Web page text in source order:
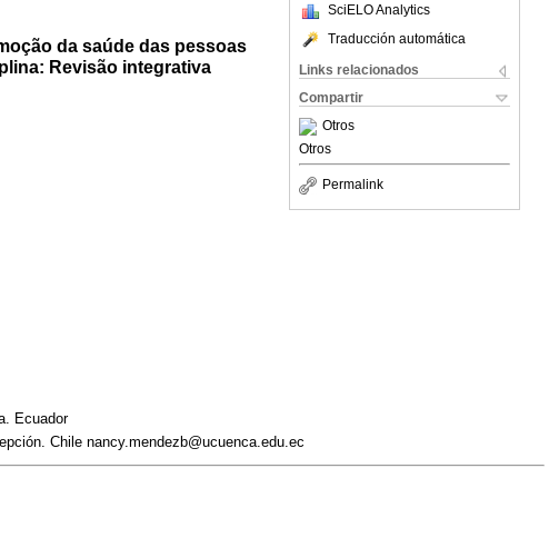
SciELO Analytics
Traducción automática
Links relacionados
Compartir
Otros
Otros
Permalink
da saúde das pessoas
Revisão integrativa
Ecuador
Chile nancy.mendezb@ucuenca.edu.ec